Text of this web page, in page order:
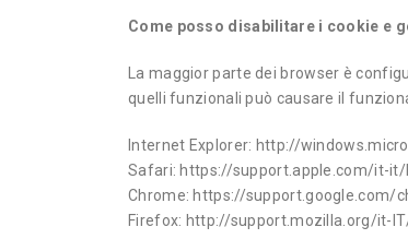
Come posso disabilitare i cookie e
La maggior parte dei browser è
quelli funzionali può causare il
Internet Explorer: http://
Safari: https://support.apple.com/it-it/
Chrome: https://support.google.com/
Firefox: http://support.mozilla.org/it-